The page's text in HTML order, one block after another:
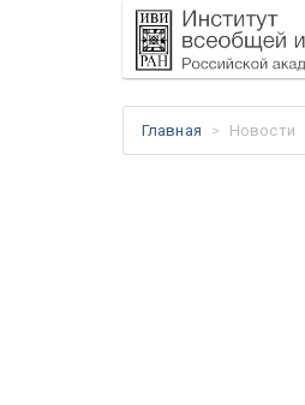
Главная Новости